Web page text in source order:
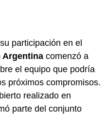
participación en el
Argentina comenzó a
el equipo que podría
próximos compromisos.
realizado en
parte del conjunto